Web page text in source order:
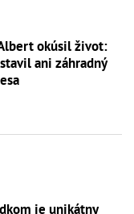
okúsil život:
ani záhradný
je unikátny